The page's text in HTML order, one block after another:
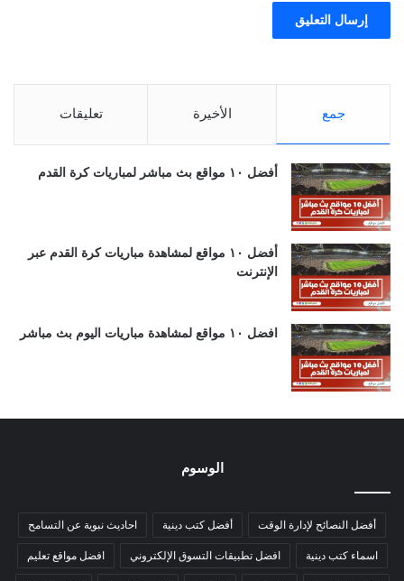
جمع الأخيرة تعليقات
أفضل ١٠ مواقع بث مباشر لمباريات كرة القدم
أفضل ١٠ مواقع لمشاهدة مباريات كرة القدم عبر
الإنترنت
افضل ١٠ مواقع لمشاهدة مباريات اليوم بث مباشر
الوسوم
أفضل النصائح لإدارة الوقت أفضل كتب دينية احاديث نبوية عن التسامح
اسماء كتب دينية افضل تطبيقات التسوق الإلكتروني افضل مواقع تعليم